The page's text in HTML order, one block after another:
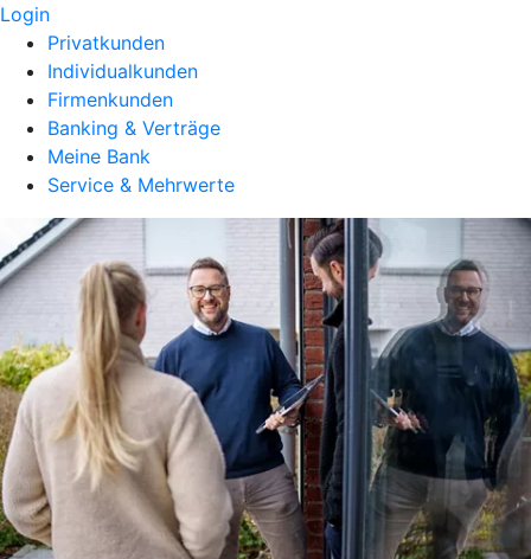
Login
Privatkunden
Individualkunden
Firmenkunden
Banking & Verträge
Meine Bank
Service & Mehrwerte